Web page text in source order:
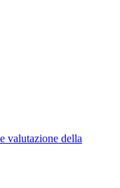
valutazione della